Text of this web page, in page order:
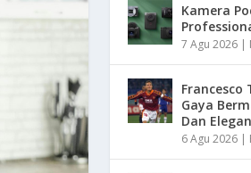
Kamera
7 Agu 2026 |
Francesco
Gaya
Dan Elegan
6 Agu 2026 |